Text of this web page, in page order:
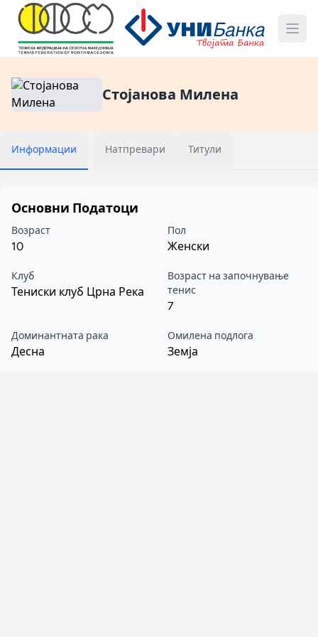
Стојанова Милена
Информации Натпревари Титули
Основни Податоци
Возраст
10
Пол
Женски
Клуб
Тениски клуб Црна Река
Возраст на започнување
тенис
7
Доминантната рака
Десна
Омилена подлога
Земја